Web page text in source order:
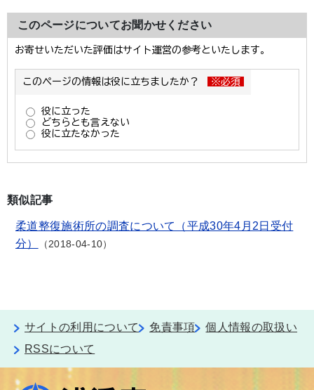
このページについてお聞かせください
類似記事
柔道整復施術所の調査について（平成30年4月2日受付
分）
2018-04-10
サイトの利用について 免責事項
個人情報の取扱い
RSSについて